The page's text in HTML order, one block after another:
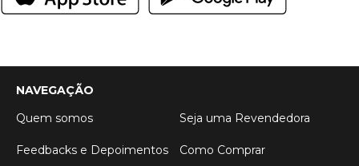
NAVEGAÇÃO
Quem somos
Seja uma Revendedora
Feedbacks e Depoimentos Como Comprar